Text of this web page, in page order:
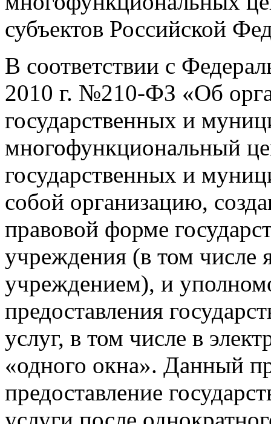
субъектов Российской
В соответствии с
2010 г. №210-ФЗ «Об
государственных и
многофункциональный
государственных и
собой организацию,
правовой форме
учреждения (в том
учреждением), и
предоставления
услуг, в том числе в
«одного окна». Данный
предоставление